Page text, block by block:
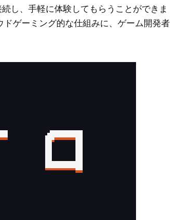
し、手軽に体験してもらうことができま
ゲーミング的な仕組みに、ゲーム開発者